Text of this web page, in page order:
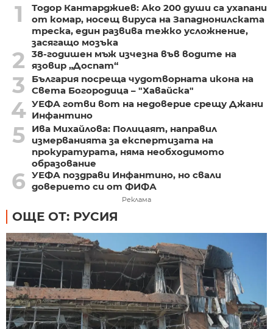
1
Тодор Кантарджиев: Ако 200 души са ухапани
от комар, носещ вируса на Западнонилската
треска, един развива тежко усложнение,
засягащо мозъка
2
38-годишен мъж изчезна във водите на
язовир „Доспат“
3
България посреща чудотворната икона на
Света Богородица – "Хавайска"
4 УЕФА готви вот на недоверие срещу Джани
Инфантино
5
Ива Михайлова: Полицаят, направил
измерванията за експертизата на
прокуратурата, няма необходимото
образование
6 УЕФА поздрави Инфантино, но свали
доверието си от ФИФА
Реклама
ОЩЕ ОТ: РУСИЯ